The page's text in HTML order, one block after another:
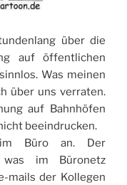
über die
auf öffentlichen
Was meinen
über uns verraten.
auf Bahnhöfen
beeindrucken.
Büro an. Der
was im Büronetz
mails der Kollegen